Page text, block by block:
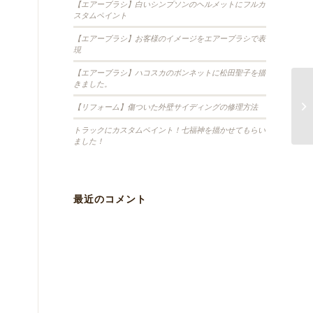
【エアーブラシ】白いシンプソンのヘルメットにフルカ
スタムペイント
【エアーブラシ】お客様のイメージをエアーブラシで表
現
【エアーブラシ】ハコスカのボンネットに松田聖子を描
きました。
【リフォーム】傷ついた外壁サイディングの修理方法
トラックにカスタムペイント！七福神を描かせてもらい
ました！
最近のコメント